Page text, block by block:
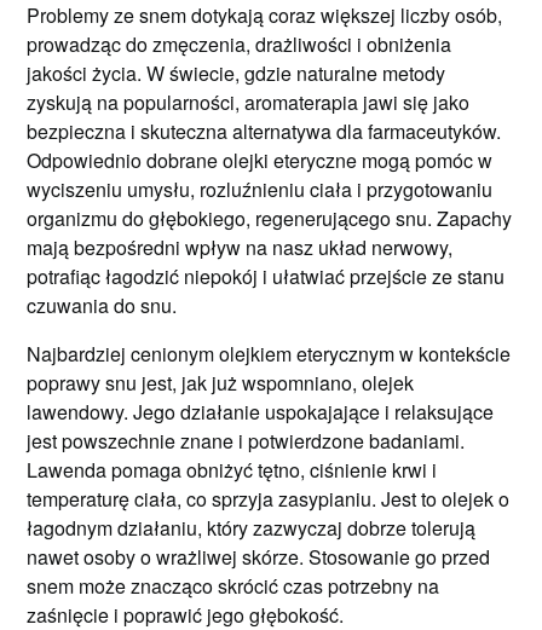
Problemy ze snem dotykają coraz większej liczby osób,
prowadząc do zmęczenia, drażliwości i obniżenia
jakości życia. W świecie, gdzie naturalne metody
zyskują na popularności, aromaterapia jawi się jako
bezpieczna i skuteczna alternatywa dla farmaceutyków.
Odpowiednio dobrane olejki eteryczne mogą pomóc w
wyciszeniu umysłu, rozluźnieniu ciała i przygotowaniu
organizmu do głębokiego, regenerującego snu. Zapachy
mają bezpośredni wpływ na nasz układ nerwowy,
potrafiąc łagodzić niepokój i ułatwiać przejście ze stanu
czuwania do snu.
Najbardziej cenionym olejkiem eterycznym w kontekście
poprawy snu jest, jak już wspomniano, olejek
lawendowy. Jego działanie uspokajające i relaksujące
jest powszechnie znane i potwierdzone badaniami.
Lawenda pomaga obniżyć tętno, ciśnienie krwi i
temperaturę ciała, co sprzyja zasypianiu. Jest to olejek o
łagodnym działaniu, który zazwyczaj dobrze tolerują
nawet osoby o wrażliwej skórze. Stosowanie go przed
snem może znacząco skrócić czas potrzebny na
zaśnięcie i poprawić jego głębokość.